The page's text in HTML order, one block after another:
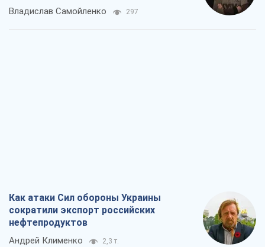
Владислав Самойленко 297
Как атаки Сил обороны Украины
сократили экспорт российских
нефтепродуктов
Андрей Клименко 2,3 т.